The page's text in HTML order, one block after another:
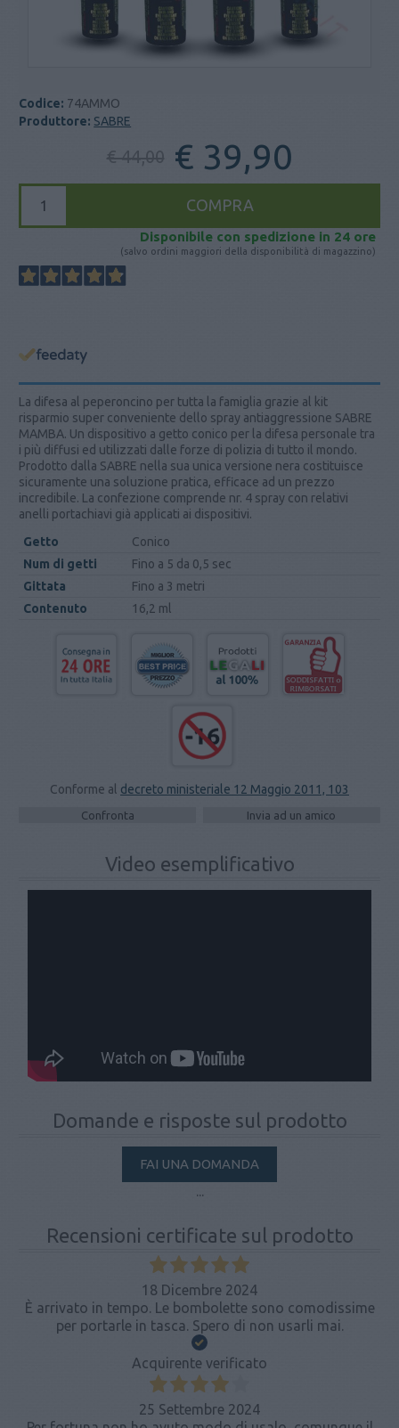
Codice: 74AMMO
Produttore: SABRE
€ 44,00 € 39,90
Disponibile con spedizione in 24 ore
(salvo ordini maggiori della disponibilità di magazzino)
La difesa al peperoncino per tutta la famiglia grazie al kit
risparmio super conveniente dello spray antiaggressione SABRE
MAMBA. Un dispositivo a getto conico per la difesa personale tra
i più diffusi ed utilizzati dalle forze di polizia di tutto il mondo.
Prodotto dalla SABRE nella sua unica versione nera costituisce
sicuramente una soluzione pratica, efficace ad un prezzo
incredibile. La confezione comprende nr. 4 spray con relativi
anelli portachiavi già applicati ai dispositivi.
Getto
Conico
Num di getti
Fino a 5 da 0,5 sec
Gittata
Fino a 3 metri
Contenuto
16,2 ml
Conforme al decreto ministeriale 12 Maggio 2011, 103
Video esemplificativo
Domande e risposte sul prodotto
FAI UNA DOMANDA
...
Recensioni certificate sul prodotto
18 Dicembre 2024
È arrivato in tempo. Le bombolette sono comodissime
per portarle in tasca. Spero di non usarli mai.
Acquirente verificato
25 Settembre 2024